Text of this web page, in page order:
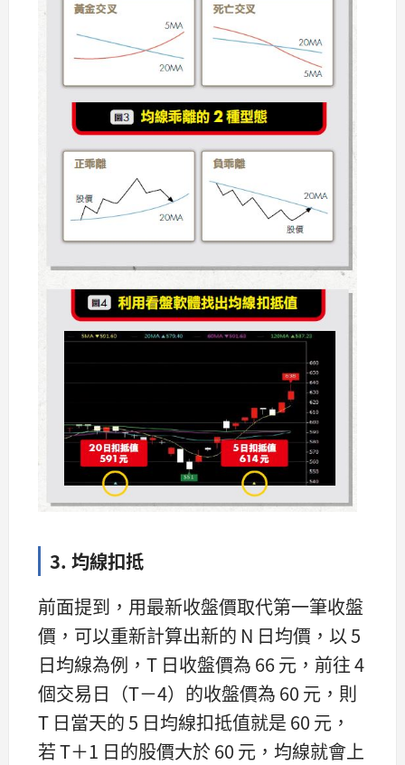
3. 均線扣抵
前面提到，用最新收盤價取代第一筆收盤
價，可以重新計算出新的 N 日均價，以 5
日均線為例，T 日收盤價為 66 元，前往 4
個交易日（T－4）的收盤價為 60 元，則
T 日當天的 5 日均線扣抵值就是 60 元，
若 T＋1 日的股價大於 60 元，均線就會上